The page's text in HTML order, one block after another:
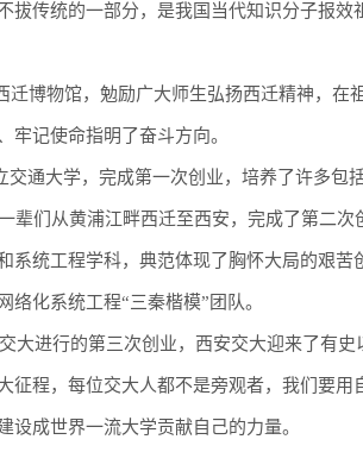
拔传统的一部分，是我国当代知识分子报效
博物馆，勉励广大师生弘扬西迁精神，在
牢记使命指明了奋斗方向。
通大学，完成第一次创业，培养了许多包
辈们从黄浦江畔西迁至西安，完成了第二
系统工程学科，典范体现了胸怀大局的艰苦
化系统工程“三秦楷模”团队。
大进行的第三次创业，西安交大迎来了有
征程，每位交大人都不是旁观者，我们要用
成世界一流大学贡献自己的力量。